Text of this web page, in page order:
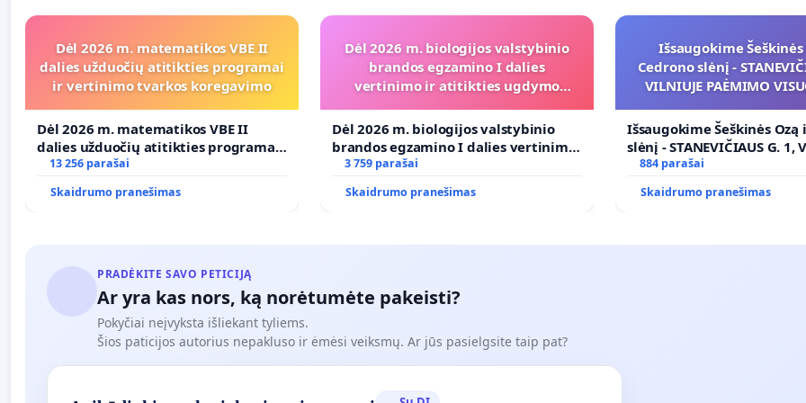
Dėl 2026 m. matematikos VBE II
dalies užduočių atitikties programai
ir vertinimo tvarkos koregavimo
Dėl 2026 m. matematikos VBE II
dalies užduočių atitikties programai
ir vertinimo tvarkos koregavimo
13 256 parašai
Skaidrumo pranešimas
Dėl 2026 m. biologijos valstybinio
brandos egzamino I dalies
vertinimo ir atitikties ugdymo
Dėl 2026 m. biologijos valstybinio
brandos egzamino I dalies vertinimo
ir atitikties ugdymo programai
3 759 parašai
Skaidrumo pranešimas
Išsaugokime
Cedrono slėnį -
VILNIUJE PAĖMIMO
PRITAIKYMO VIEŠAJAI
FUNKCIJAI
Išsaugokime Šeškinės Ozą
slėnį - STANEVIČIAUS G. 1,
PAĖMIMO VISUOMENĖS
(IŠPIRKIMO) IR JO
VIEŠAJAI ŽELDYNŲ
884 parašai
Skaidrumo pranešimas
PRADĖKITE SAVO PETICIJĄ
Ar yra kas nors, ką norėtumėte pakeisti?
Pokyčiai neįvyksta išliekant tyliems.
Šios paticijos autorius nepakluso ir ėmėsi veiksmų. Ar jūs pasielgsite taip pat?